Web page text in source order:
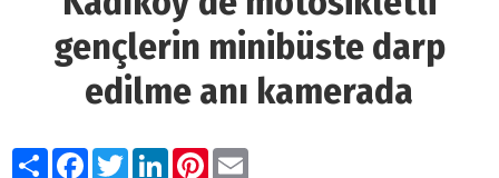
gençlerin minibüste darp
edilme anı kamerada
PaylaşFacebook
TwitterLinkedIn
Pinterest
Email